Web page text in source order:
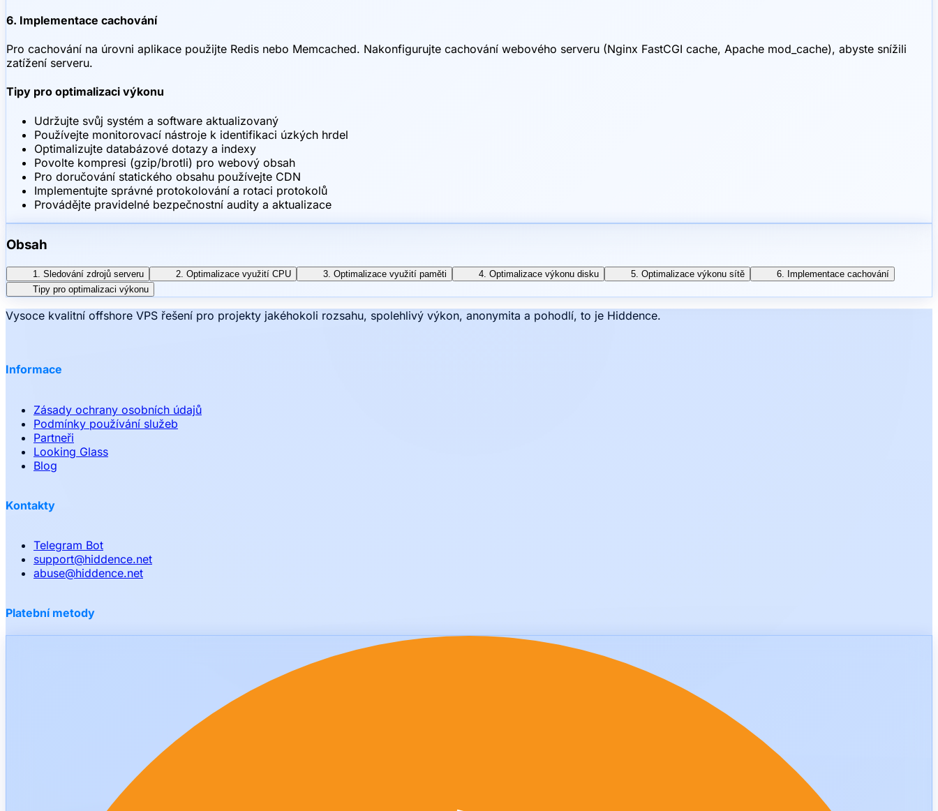
6. Implementace cachování
Pro cachování na úrovni aplikace použijte Redis nebo Memcached. Nakonfigurujte cachování webového serveru (Nginx FastCGI cache, Apache mod_cache), abyste snížili
zatížení serveru.
Tipy pro optimalizaci výkonu
Udržujte svůj systém a software aktualizovaný
Používejte monitorovací nástroje k identifikaci úzkých hrdel
Optimalizujte databázové dotazy a indexy
Povolte kompresi (gzip/brotli) pro webový obsah
Pro doručování statického obsahu používejte CDN
Implementujte správné protokolování a rotaci protokolů
Provádějte pravidelné bezpečnostní audity a aktualizace
Obsah
1. Sledování zdrojů serveru 2. Optimalizace využití CPU 3. Optimalizace využití paměti 4. Optimalizace výkonu disku 5. Optimalizace výkonu sítě
6. Implementace cachování
Tipy pro optimalizaci výkonu
Vysoce kvalitní offshore VPS řešení pro projekty jakéhokoli rozsahu, spolehlivý výkon, anonymita a pohodlí, to je Hiddence.
Informace
Zásady ochrany osobních údajů
Podmínky používání služeb
Partneři
Looking Glass
Blog
Kontakty
Telegram Bot
support@hiddence.net
abuse@hiddence.net
Platební metody